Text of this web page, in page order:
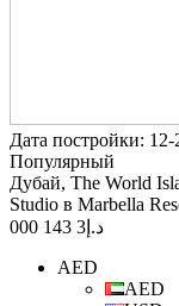
Дата постройки: 12-
Популярный
Дубай, The World
Studio в Marbella
د.إ 3 143 000
AED
AED